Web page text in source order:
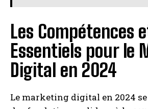
Les Compétences
Essentiels pour le
Digital en 2024
Le marketing digital en 2024